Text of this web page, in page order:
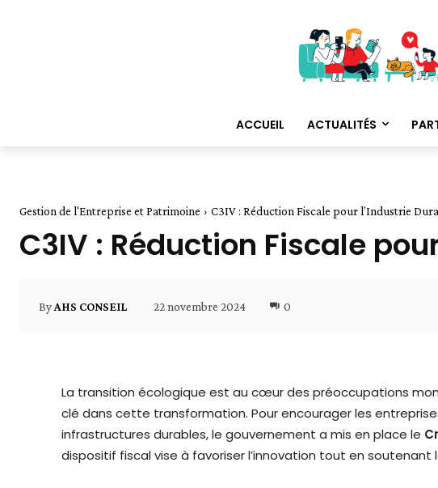
ACCUEIL ACTUALITÉS
Gestion de l'Entreprise et Patrimoine C3IV : Réduction Fiscale pour l’Industrie
C3IV : Réduction Fiscale
ByAHS CONSEIL 22 novembre 2024 0
La transition écologique est au cœur des préoccupations
clé dans cette transformation. Pour encourager les
infrastructures durables, le gouvernement a mis en place le
dispositif fiscal vise à favoriser l’innovation tout en